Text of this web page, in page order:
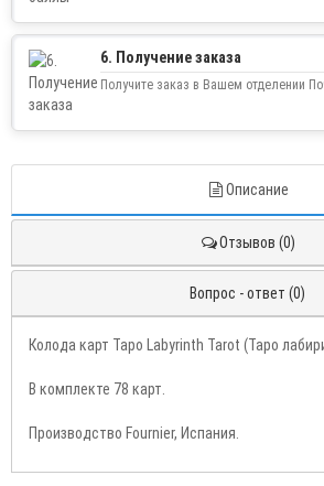
6. Получение заказа
Получите заказ в Вашем отделении
Описание
Отзывов (0)
Вопрос - ответ (0)
Колода карт Таро Labyrinth Tarot (Таро
В комплекте 78 карт.
Производство Fournier, Испания.